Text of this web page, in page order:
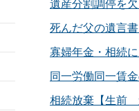
遺産分割調停を
死んだ父の遺言
寡婦年金・相続
同一労働同一賃
相続放棄【生前